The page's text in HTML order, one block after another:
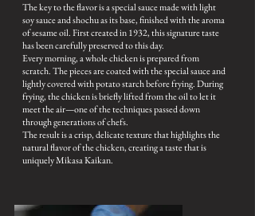
The key to the flavor is a special sauce made with light
soy sauce and shochu as its base, finished with the aroma
of sesame oil. First created in 1932, this signature taste
has been carefully preserved to this day.
Every morning, a whole chicken is prepared from
scratch. The pieces are coated with the special sauce and
lightly covered with potato starch before frying. During
frying, the chicken is briefly lifted from the oil to let it
meet the air—one of the techniques passed down
through generations of chefs.
The result is a crisp, delicate texture that highlights the
natural flavor of the chicken, creating a taste that is
uniquely Mikasa Kaikan.